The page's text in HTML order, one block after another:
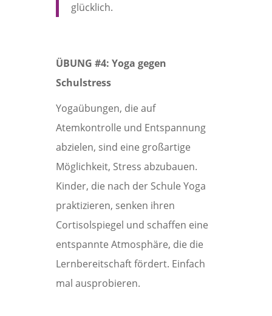
glücklich.
ÜBUNG #4: Yoga gegen
Schulstress
Yogaübungen, die auf
Atemkontrolle und Entspannung
abzielen, sind eine großartige
Möglichkeit, Stress abzubauen.
Kinder, die nach der Schule Yoga
praktizieren, senken ihren
Cortisolspiegel und schaffen eine
entspannte Atmosphäre, die die
Lernbereitschaft fördert. Einfach
mal ausprobieren.